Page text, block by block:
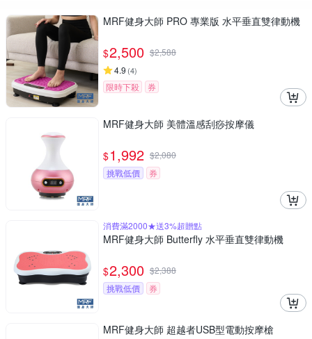
MRF健身大師 PRO 專業版 ⽔平垂直雙律動機
$2,500 $2,588
4.9 (4)
限時下殺 券
MRF健身大師 美體溫感刮痧按摩儀
$1,992 $2,080
挑戰低價
券
消費滿2000★送3%超贈點
MRF健身大師 Butterfly ⽔平垂直雙律動機
$2,300 $2,388
挑戰低價
券
MRF健身大師 超越者USB型電動按摩槍